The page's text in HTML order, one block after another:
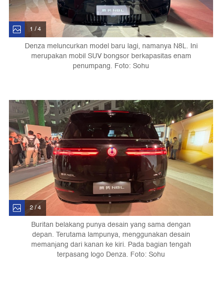
1 / 4
Denza meluncurkan model baru lagi, namanya N8L. Ini
merupakan mobil SUV bongsor berkapasitas enam
penumpang. Foto: Sohu
2 / 4
Buritan belakang punya desain yang sama dengan
depan. Terutama lampunya, menggunakan desain
memanjang dari kanan ke kiri. Pada bagian tengah
terpasang logo Denza. Foto: Sohu